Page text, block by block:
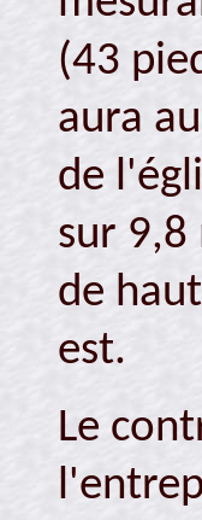
(43
aura
de
sur 9,8
de
est.
Le